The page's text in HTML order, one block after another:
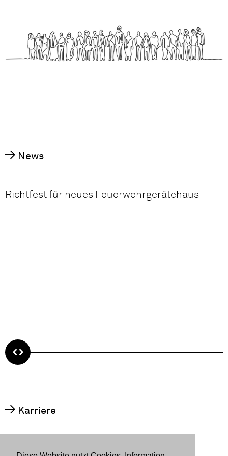
News
Richtfest für neues Feuerwehrgerätehaus
Karriere